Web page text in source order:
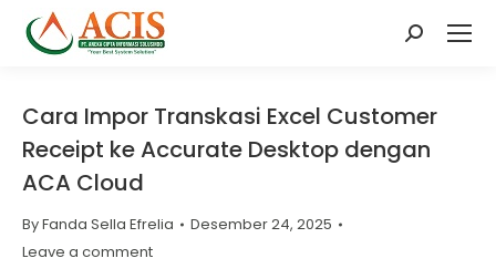
Search:
Cara Impor Transkasi Excel Customer
Receipt ke Accurate Desktop dengan
ACA Cloud
ByFanda Sella Efrelia
Desember 24, 2025
Leave a comment